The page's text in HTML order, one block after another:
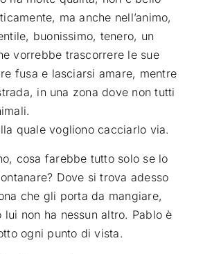
ma anche nell’animo,
buonissimo, tenero, un
vorrebbe trascorrere le sue
fusa e lasciarsi amare, mentre
in una zona dove non tutti
quale vogliono cacciarlo via.
cosa farebbe tutto solo se lo
Dove si trova adesso
che gli porta da mangiare,
lui non ha nessun altro. Pablo è
ogni punto di vista.